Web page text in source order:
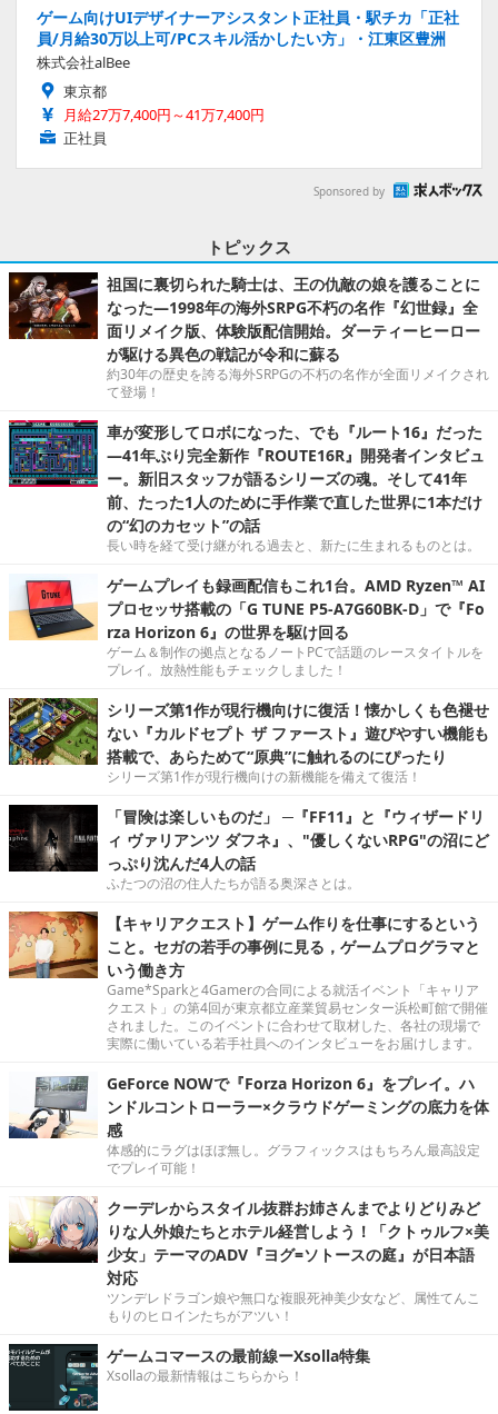
ゲーム向けUIデザイナーアシスタント正社員・駅チカ「正社
員/月給30万以上可/PCスキル活かしたい方」・江東区豊洲
株式会社alBee
東京都
月給27万7,400円～41万7,400円
正社員
Sponsored by
トピックス
祖国に裏切られた騎士は、王の仇敵の娘を護ることに
なった―1998年の海外SRPG不朽の名作『幻世録』全
面リメイク版、体験版配信開始。ダーティーヒーロー
が駆ける異色の戦記が令和に蘇る
約30年の歴史を誇る海外SRPGの不朽の名作が全面リメイクされ
て登場！
車が変形してロボになった、でも『ルート16』だった
―41年ぶり完全新作『ROUTE16R』開発者インタビュ
ー。新旧スタッフが語るシリーズの魂。そして41年
前、たった1人のために手作業で直した世界に1本だけ
の“幻のカセット”の話
長い時を経て受け継がれる過去と、新たに生まれるものとは。
ゲームプレイも録画配信もこれ1台。AMD Ryzen™ AI
プロセッサ搭載の「G TUNE P5-A7G60BK-D」で『Fo
rza Horizon 6』の世界を駆け回る
ゲーム＆制作の拠点となるノートPCで話題のレースタイトルを
プレイ。放熱性能もチェックしました！
シリーズ第1作が現行機向けに復活！懐かしくも色褪せ
ない『カルドセプト ザ ファースト』遊びやすい機能も
搭載で、あらためて“原典”に触れるのにぴったり
シリーズ第1作が現行機向けの新機能を備えて復活！
「冒険は楽しいものだ」 ─『FF11』と『ウィザードリ
ィ ヴァリアンツ ダフネ』、"優しくないRPG"の沼にど
っぷり沈んだ4人の話
ふたつの沼の住人たちが語る奥深さとは。
【キャリアクエスト】ゲーム作りを仕事にするという
こと。セガの若手の事例に見る，ゲームプログラマと
いう働き方
Game*Sparkと4Gamerの合同による就活イベント「キャリア
クエスト」の第4回が東京都立産業貿易センター浜松町館で開催
されました。このイベントに合わせて取材した、各社の現場で
実際に働いている若手社員へのインタビューをお届けします。
GeForce NOWで『Forza Horizon 6』をプレイ。ハ
ンドルコントローラー×クラウドゲーミングの底力を体
感
体感的にラグはほぼ無し。グラフィックスはもちろん最高設定
でプレイ可能！
クーデレからスタイル抜群お姉さんまでよりどりみど
りな人外娘たちとホテル経営しよう！「クトゥルフ×美
少女」テーマのADV『ヨグ=ソトースの庭』が日本語
対応
ツンデレドラゴン娘や無口な複眼死神美少女など、属性てんこ
もりのヒロインたちがアツい！
ゲームコマースの最前線ーXsolla特集
Xsollaの最新情報はこちらから！